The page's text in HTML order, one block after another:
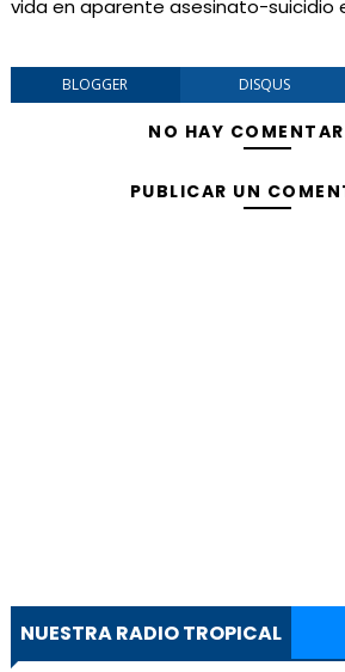
vida en aparente asesinato-suicidio
BLOGGER DISQUS
NO HAY
PUBLICAR UN
NUESTRA RADIO TROPICAL